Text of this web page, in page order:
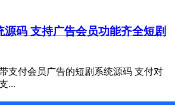
源码 支持广告会员功能齐全短剧
支付会员广告的短剧系统源码 支付对
...